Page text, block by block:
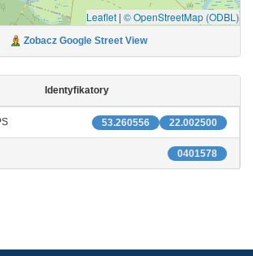
Leaflet | © OpenStreetMap (ODBL)
Zobacz Google Street View
Identyfikatory
22.002500
53.260556
0401578